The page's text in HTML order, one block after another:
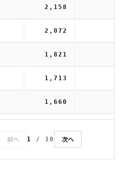
2,158
2,072
1,821
1,713
1,660
前へ 1 / 10 次へ